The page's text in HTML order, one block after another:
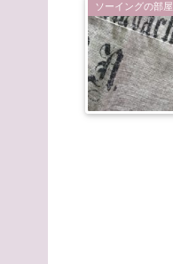
ソーイングの部屋